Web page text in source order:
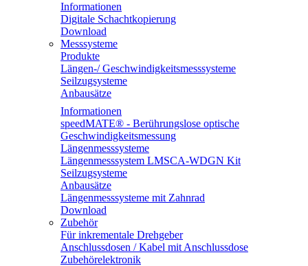
Informationen
Digitale Schachtkopierung
Download
Messsysteme
Produkte
Längen-/ Geschwindigkeitsmesssysteme
Seilzugsysteme
Anbausätze
Informationen
speedMATE® - Berührungslose optische
Geschwindigkeitsmessung
Längenmesssysteme
Längenmesssystem LMSCA-WDGN Kit
Seilzugsysteme
Anbausätze
Längenmesssysteme mit Zahnrad
Download
Zubehör
Für inkrementale Drehgeber
Anschlussdosen / Kabel mit Anschlussdose
Zubehörelektronik